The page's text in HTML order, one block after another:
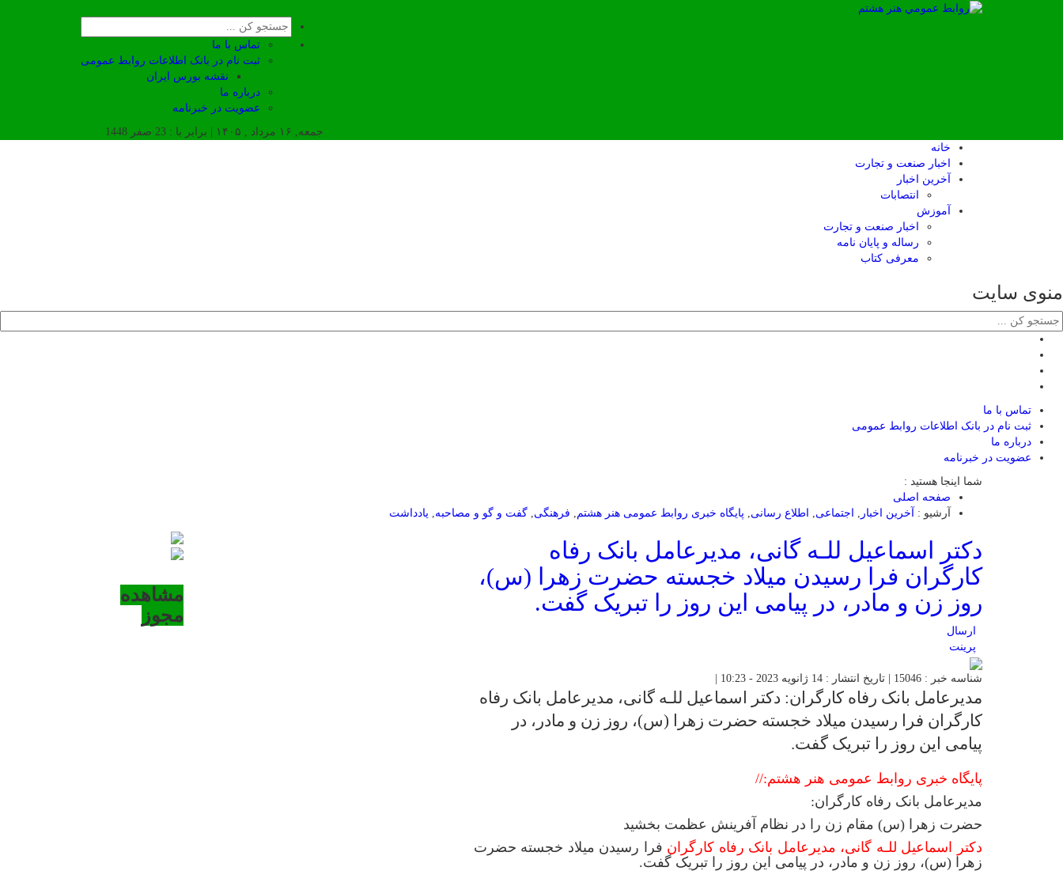
تماس با ما
ثبت نام در بانک اطلاعات روابط عمومی
نقشه بورس ایران
درباره ما
عضويت در خبرنامه
جمعه, ۱۶ مرداد , ۱۴۰۵ | برابر با : 23 صفر 1448
خانه
اخبار صنعت و تجارت
آخرین اخبار
انتصابات
آموزش
اخبار صنعت و تجارت
رساله و پایان نامه
معرفی کتاب
منوی سایت
تماس با ما
ثبت نام در بانک اطلاعات روابط عمومی
درباره ما
عضويت در خبرنامه
شما اینجا هستید :
صفحه اصلی
آرشیو :
آخرین اخبار اجتماعی اطلاع رسانی پایگاه خبری روابط عمومی هنر هشتم فرهنگی گفت و گو و مصاحبه یادداشت
دکتر اسماعیل للـه گانی، مدیرعامل بانک رفاه
کارگران فرا رسیدن میلاد خجسته حضرت زهرا (س)،
روز زن و مادر، در پیامی این روز را تبریک گفت.
ارسال
پرینت
شناسه خبر : 15046 | تاریخ انتشار : 14 ژانویه 2023 - 10:23 |
مدیرعامل بانک رفاه کارگران: دکتر اسماعیل للـه گانی، مدیرعامل بانک رفاه
کارگران فرا رسیدن میلاد خجسته حضرت زهرا (س)، روز زن و مادر، در
پیامی این روز را تبریک گفت.
پایگاه خبری روابط عمومی هنر هشتم://
مدیرعامل بانک رفاه کارگران:
حضرت زهرا (س) مقام زن را در نظام آفرینش عظمت بخشید
دکتر اسماعیل للـه گانی، مدیرعامل بانک رفاه کارگران فرا رسیدن میلاد خجسته حضرت
زهرا (س)، روز زن و مادر، در پیامی این روز را تبریک گفت.
مشاهده
مجوز